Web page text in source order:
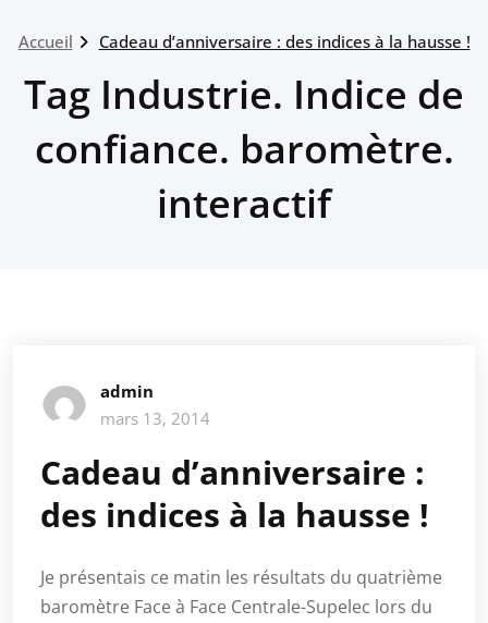
Accueil Cadeau d’anniversaire : des indices à la hausse !
Tag Industrie. Indice de
confiance. baromètre.
interactif
admin
mars 13, 2014
Cadeau d’anniversaire :
des indices à la hausse !
Je présentais ce matin les résultats du quatrième
baromètre Face à Face Centrale-Supelec lors du